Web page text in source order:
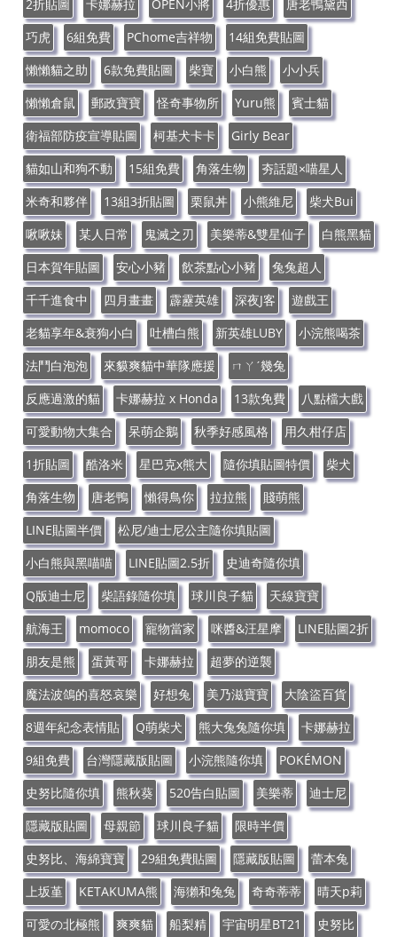
2折貼圖
卡娜赫拉 OPEN小將 4折優惠
唐老鴨黛西
巧虎
6組免費 PChome吉祥物
14組免費貼圖
懶懶貓之助
6款免費貼圖 柴寶 小白熊
小小兵
懶懶倉鼠
郵政寶寶 怪奇事物所 Yuru熊
賓士貓
衛福部防疫宣導貼圖
柯基犬卡卡
Girly Bear
貓如山和狗不動
15組免費 角落生物
夯話題×喵星人
米奇和夥伴
13組3折貼圖 栗鼠丼 小熊維尼
柴犬Bui
啾啾妹
某人日常 鬼滅之刃 美樂蒂&雙星仙子
白熊黑貓
日本賀年貼圖
安心小豬 飲茶點心小豬
兔兔超人
千千進食中
四月畫畫 霹靂英雄 深夜J客
遊戲王
老貓享年&衰狗小白
吐槽白熊 新英雄LUBY
小浣熊喝茶
法鬥白泡泡
來貘爽貓中華隊應援
ㄇㄚˊ幾兔
反應過激的貓
卡娜赫拉 x Honda 13款免費
八點檔大戲
可愛動物大集合
呆萌企鵝 秋季好感風格
用久柑仔店
1折貼圖
酷洛米 星巴克x熊大 隨你填貼圖特價
柴犬
角落生物
唐老鴨 懶得鳥你 拉拉熊
賤萌熊
LINE貼圖半價
松尼/迪士尼公主隨你填貼圖
小白熊與黑喵喵
LINE貼圖2.5折
史迪奇隨你填
Q版迪士尼
柴語錄隨你填 球川良子貓
天線寶寶
航海王
momoco 寵物當家 咪醬&汪星摩
LINE貼圖2折
朋友是熊
蛋黃哥 卡娜赫拉
超夢的逆襲
魔法波鴿的喜怒哀樂
好想兔 美乃滋寶寶
大陰盜百貨
8週年紀念表情貼
Q萌柴犬 熊大兔兔隨你填
卡娜赫拉
9組免費
台灣隱藏版貼圖 小浣熊隨你填
POKÉMON
史努比隨你填
熊秋葵 520告白貼圖 美樂蒂
迪士尼
隱藏版貼圖
母親節 球川良子貓
限時半價
史努比、海綿寶寶
29組免費貼圖 隱藏版貼圖
蕾本兔
上坂堇
KETAKUMA熊 海獺和兔兔 奇奇蒂蒂
晴天p莉
可愛の北極熊
爽爽貓 船梨精 宇宙明星BT21 史努比